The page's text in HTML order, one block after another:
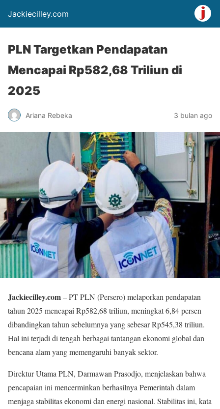
Jackiecilley.com
PLN Targetkan Pendapatan
Mencapai Rp582,68 Triliun di
2025
Ariana Rebeka 3 bulan ago
Jackiecilley.com– PT PLN (Persero) melaporkan pendapatan
tahun 2025 mencapai Rp582,68 triliun, meningkat 6,84 persen
dibandingkan tahun sebelumnya yang sebesar Rp545,38 triliun.
Hal ini terjadi di tengah berbagai tantangan ekonomi global dan
bencana alam yang memengaruhi banyak sektor.
Direktur Utama PLN, Darmawan Prasodjo, menjelaskan bahwa
pencapaian ini mencerminkan berhasilnya Pemerintah dalam
menjaga stabilitas ekonomi dan energi nasional. Stabilitas ini, kata